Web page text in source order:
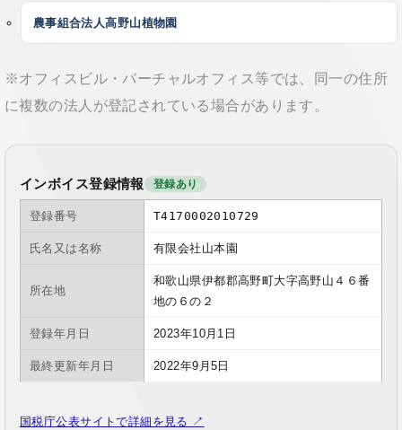
農事組合法人高野山植物園
※オフィスビル・バーチャルオフィス等では、同一の住所
に複数の法人が登記されている場合があります。
インボイス登録情報 登録あり
登録番号 T4170002010729
氏名又は名称 有限会社山本園
所在地
和歌山県伊都郡高野町大字高野山４６番
地の６の２
登録年月日 2023年10月1日
最終更新年月日 2022年9月5日
国税庁公表サイトで詳細を見る ↗